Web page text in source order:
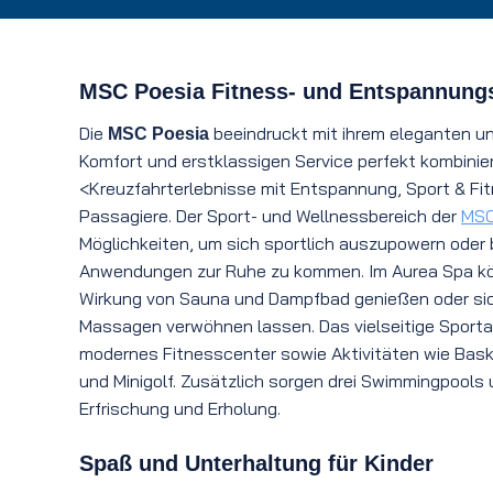
MSC Poesia Fitness- und
Die MSC Poesia beeindruckt mit ihrem eleganten
Komfort und erstklassigen Service perfekt
<Kreuzfahrterlebnisse mit Entspannung, Sport &
Passagiere. Der Sport- und Wellnessbereich der
Möglichkeiten, um sich sportlich auszupowern
Anwendungen zur Ruhe zu kommen. Im Aurea Spa
Wirkung von Sauna und Dampfbad genießen oder
Massagen verwöhnen lassen. Das vielseitige
modernes Fitnesscenter sowie Aktivitäten wie
und Minigolf. Zusätzlich sorgen drei Swimmingpools
Erfrischung und Erholung.
Spaß und Unterhaltung für Kinder